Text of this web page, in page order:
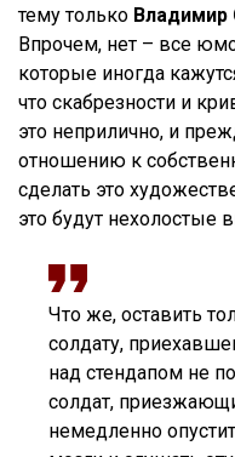
тему только Владимир
Впрочем, нет – все
которые иногда
что скабрезности и
это неприлично, и
отношению к
сделать это
это будут нехолостые
Что же, оставить
солдату,
над стендапом не
солдат,
немедленно